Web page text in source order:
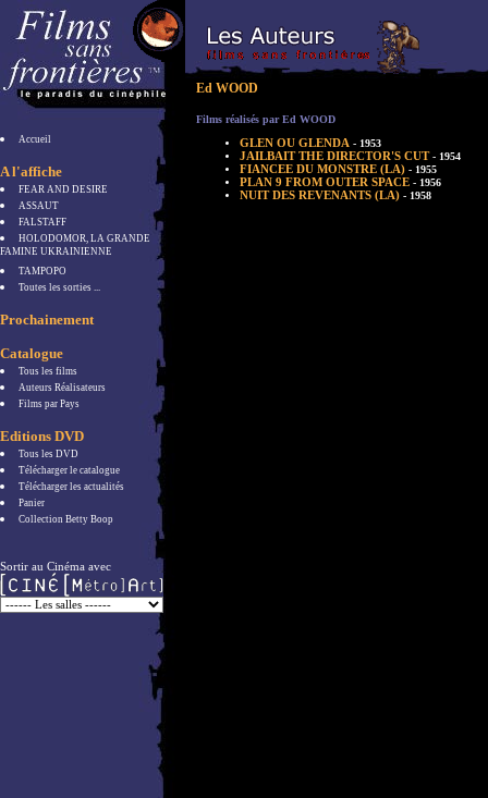
Accueil
A l'affiche
FEAR AND DESIRE
ASSAUT
FALSTAFF
HOLODOMOR, LA GRANDE
FAMINE UKRAINIENNE
TAMPOPO
Toutes les sorties ...
Prochainement
Catalogue
Tous les films
Auteurs Réalisateurs
Films par Pays
Editions DVD
Tous les DVD
Télécharger le catalogue
Télécharger les actualités
Panier
Collection Betty Boop
Sortir au Cinéma avec
Ed WOOD
Films réalisés par Ed WOOD
GLEN OU GLENDA - 1953
JAILBAIT THE DIRECTOR'S CUT- 1954
FIANCEE DU MONSTRE (LA) - 1955
PLAN 9 FROM OUTER SPACE - 1956
NUIT DES REVENANTS (LA) - 1958